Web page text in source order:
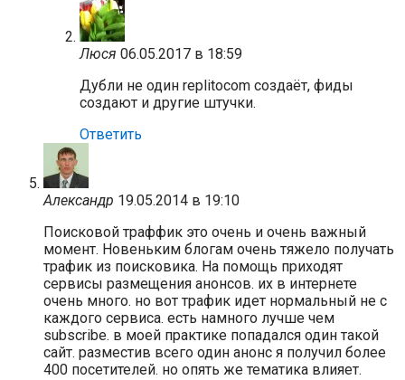
Люся 06.05.2017 в 18:59
Дубли не один replitocom создаёт, фиды
создают и другие штучки.
Ответить
Александр 19.05.2014 в 19:10
Поисковой траффик это очень и очень важный
момент. Новеньким блогам очень тяжело получать
трафик из поисковика. На помощь приходят
сервисы размещения анонсов. их в интернете
очень много. но вот трафик идет нормальный не с
каждого сервиса. есть намного лучше чем
subscribe. в моей практике попадался один такой
сайт. разместив всего один анонс я получил более
400 посетителей. но опять же тематика влияет.